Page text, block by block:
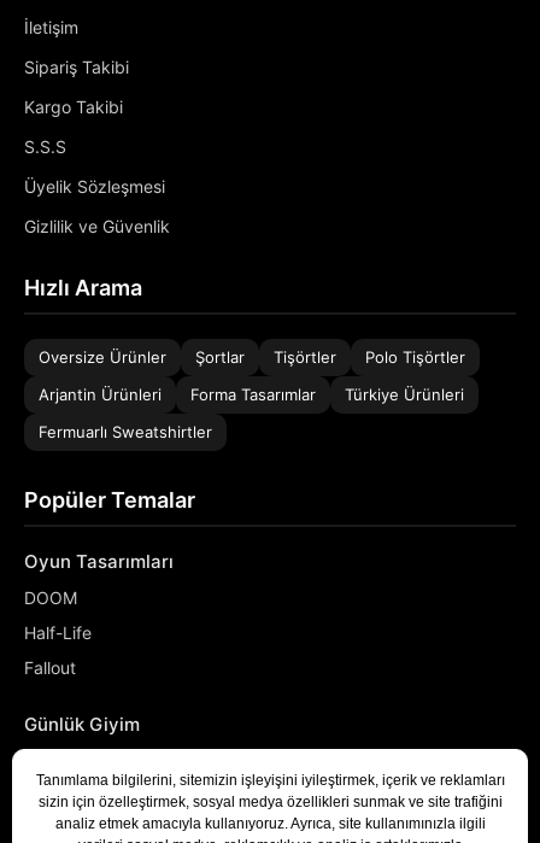
İletişim
Sipariş Takibi
Kargo Takibi
S.S.S
Üyelik Sözleşmesi
Gizlilik ve Güvenlik
Hızlı Arama
Oversize Ürünler Şortlar Tişörtler
Polo Tişörtler
Arjantin Ürünleri
Forma Tasarımlar
Türkiye Ürünleri
Fermuarlı Sweatshirtler
Popüler Temalar
Oyun Tasarımları
DOOM
Half-Life
Fallout
Günlük Giyim
Denizci
Developer